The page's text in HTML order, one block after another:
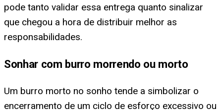
pode tanto validar essa entrega quanto sinalizar
que chegou a hora de distribuir melhor as
responsabilidades.
Sonhar com burro morrendo ou morto
Um burro morto no sonho tende a simbolizar o
encerramento de um ciclo de esforço excessivo ou